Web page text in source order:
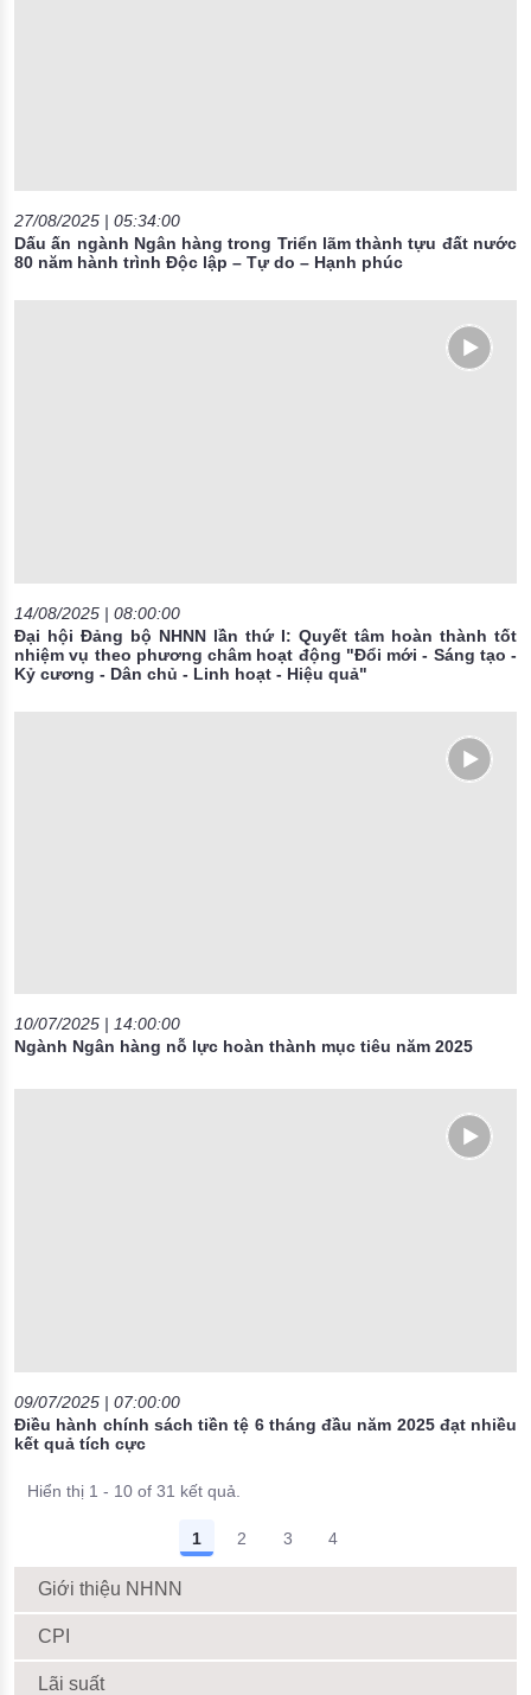
27/08/2025 | 05:34:00
Dấu ấn ngành Ngân hàng trong Triển lãm thành tựu đất nước
80 năm hành trình Độc lập – Tự do – Hạnh phúc
14/08/2025 | 08:00:00
Đại hội Đảng bộ NHNN lần thứ I: Quyết tâm hoàn thành tốt
nhiệm vụ theo phương châm hoạt động "Đổi mới - Sáng tạo -
Kỷ cương - Dân chủ - Linh hoạt - Hiệu quả"
10/07/2025 | 14:00:00
Ngành Ngân hàng nỗ lực hoàn thành mục tiêu năm 2025
09/07/2025 | 07:00:00
Điều hành chính sách tiền tệ 6 tháng đầu năm 2025 đạt nhiều
kết quả tích cực
Hiển thị 1 - 10 of 31 kết quả.
1 2 3 4
Giới thiệu NHNN
CPI
Lãi suất